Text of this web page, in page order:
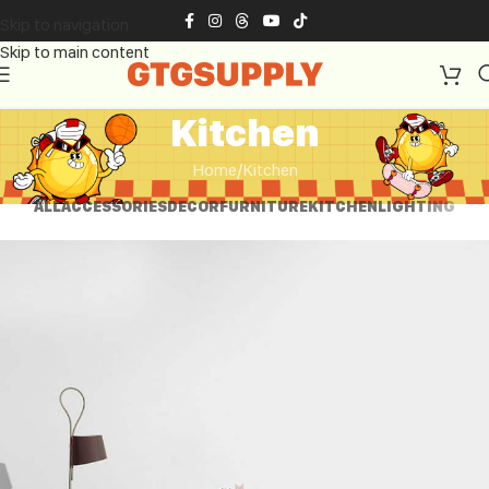
Skip to main content
Kitchen
Home Kitchen
ALLACCESSORIESDECORFURNITUREKITCHENLIGHTING